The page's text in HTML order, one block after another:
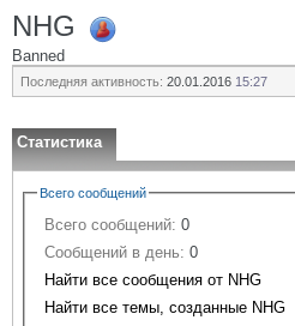
NHG
Banned
Последняя активность: 20.01.2016 15:27
Статистика
Всего сообщений
Всего сообщений: 0
Сообщений в день: 0
Найти все сообщения от NHG
Найти все темы, созданные NHG